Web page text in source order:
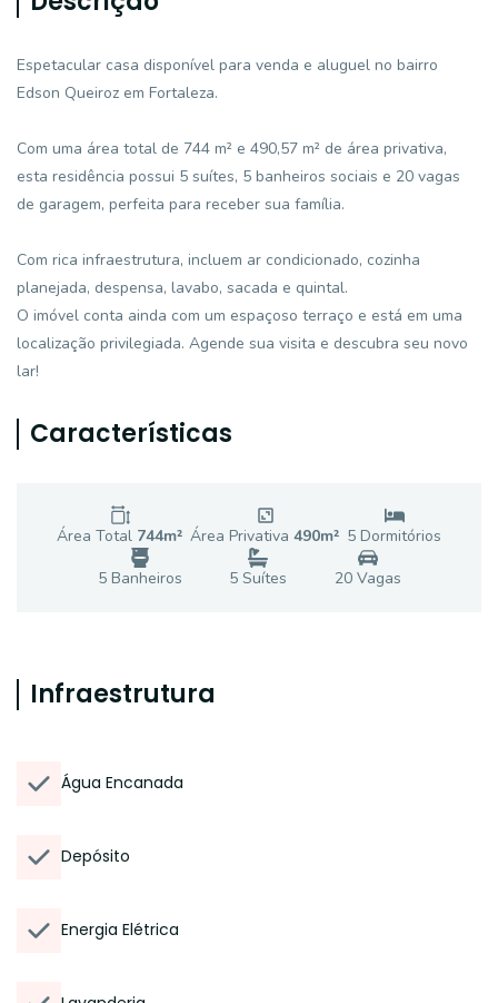
Espetacular casa disponível para venda e aluguel no bairro
Edson Queiroz em Fortaleza.
Com uma área total de 744 m² e 490,57 m² de área privativa,
esta residência possui 5 suítes, 5 banheiros sociais e 20 vagas
de garagem, perfeita para receber sua família.
Com rica infraestrutura, incluem ar condicionado, cozinha
planejada, despensa, lavabo, sacada e quintal.
O imóvel conta ainda com um espaçoso terraço e está em uma
localização privilegiada. Agende sua visita e descubra seu novo
lar!
Características
Área Total 744m² Área Privativa 490m² 5 Dormitórios
5Banheiros 5 Suítes 20Vagas
Infraestrutura
Água Encanada
Depósito
Energia Elétrica